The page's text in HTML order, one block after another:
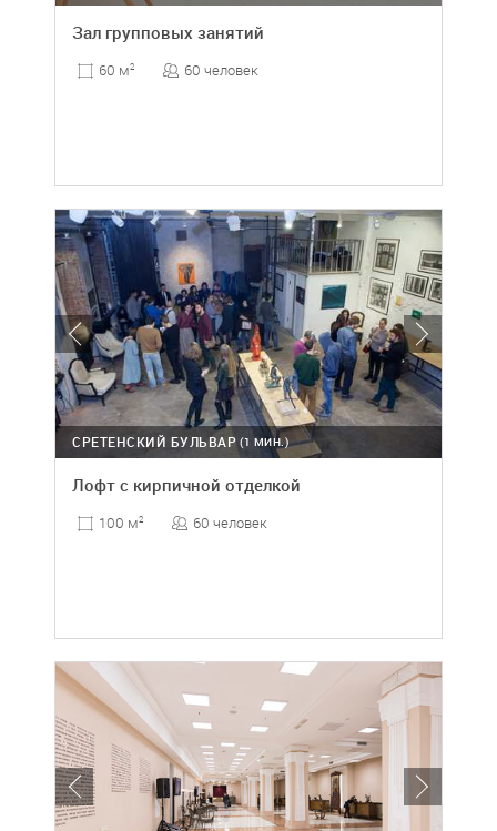
Зал групповых занятий
60 м2 60 человек
(1 МИН.)
СРЕТЕНСКИЙ БУЛЬВАР
Лофт с кирпичной отделкой
100 м2 60 человек